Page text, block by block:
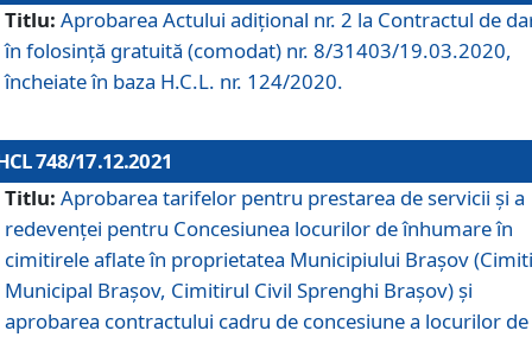
Titlu: Aprobarea Actului adițional nr. 2 la Contractul de
în folosință gratuită (comodat) nr. 8/31403/19.03.2020,
încheiate în baza H.C.L. nr. 124/2020.
748/17.12.2021
Titlu: Aprobarea tarifelor pentru prestarea de servicii şi a
redevenţei pentru Concesiunea locurilor de înhumare în
cimitirele aflate în proprietatea Municipiului Braşov
Municipal Braşov, Cimitirul Civil Sprenghi Braşov) şi
aprobarea contractului cadru de concesiune a locurilor de